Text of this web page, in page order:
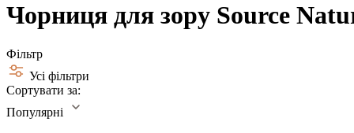
Чорниця для зору Source
Фільтр
Усі фільтри
Сортувати за:
Популярні